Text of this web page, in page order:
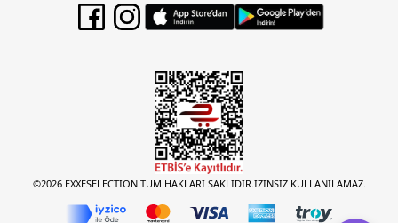
©2026 EXXESELECTION TÜM HAKLARI SAKLIDIR.İZİNSİZ KULLANILAMAZ.